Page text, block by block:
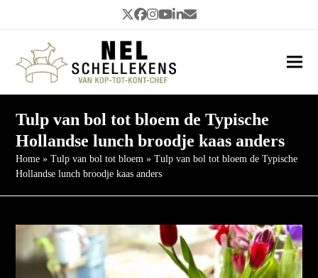
Twitter
Facebook
Instagram
YouTube
LinkedIn
E-Threads
Tulp van bol tot bloem de Typische
Hollandse lunch broodje kaas anders
Home »Tulp van bol tot bloem »Tulp van bol tot bloem de Typische
Hollandse lunch broodje kaas anders